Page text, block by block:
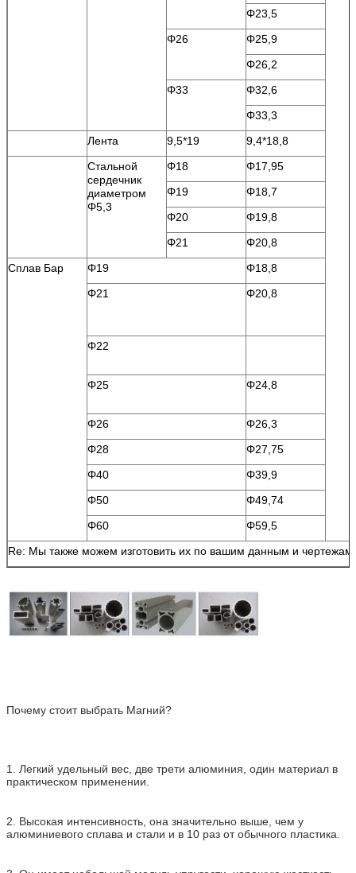
Φ23,5
Φ26
Φ25,9
Φ26,2
Φ33
Φ32,6
Φ33,3
Лента
9,5*19
9,4*18,8
Стальной
сердечник
диаметром
Φ5,3
Φ18
Φ17,95
Φ19
Φ18,7
Φ20
Φ19,8
Φ21
Φ20,8
Сплав Бар
Φ19
Φ18,8
Φ21
Φ20,8
Φ22
Φ25 Φ24,8
Φ26
Φ26,3
Φ28
Φ27,75
Φ40
Φ39,9
Φ50
Φ49,74
Φ60
Φ59,5
Re: Мы также можем изготовить их по вашим данным и чертежам.
Почему стоит выбрать Магний?
1. Легкий удельный вес, две трети алюминия, один материал в
практическом применении.
2. Высокая интенсивность, она значительно выше, чем у
алюминиевого сплава и стали и в 10 раз от обычного пластика.